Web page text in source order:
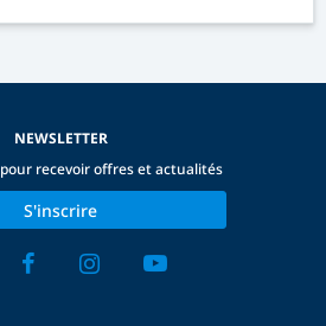
NEWSLETTER
recevoir offres et actualités
S'inscrire